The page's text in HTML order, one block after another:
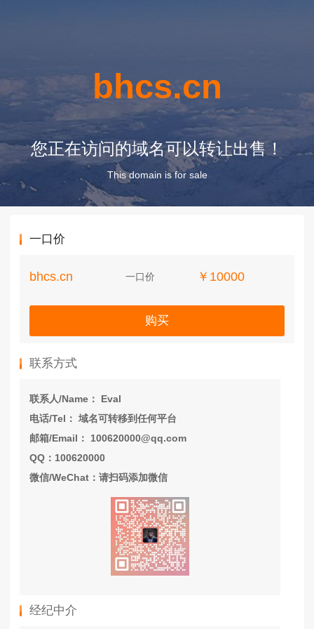
bhcs.cn
您正在访问的域名可以转让出售！
This domain is for sale
一口价
bhcs.cn 一口价 ￥10000
购买
联系方式
联系人/Name： Eval
电话/Tel： 域名可转移到任何平台
邮箱/Email： 100620000@qq.com
QQ：100620000
微信/WeChat：请扫码添加微信
经纪中介